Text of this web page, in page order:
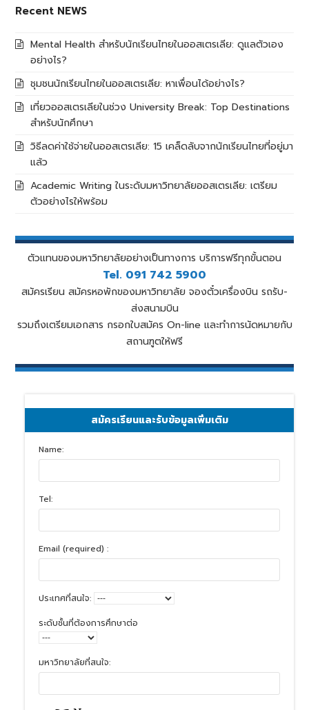
Recent NEWS
Mental Health สำหรับนักเรียนไทยในออสเตรเลีย: ดูแลตัวเอง
อย่างไร?
ชุมชนนักเรียนไทยในออสเตรเลีย: หาเพื่อนได้อย่างไร?
เที่ยวออสเตรเลียในช่วง University Break: Top Destinations
สำหรับนักศึกษา
วิธีลดค่าใช้จ่ายในออสเตรเลีย: 15 เคล็ดลับจากนักเรียนไทยที่อยู่มา
แล้ว
Academic Writing ในระดับมหาวิทยาลัยออสเตรเลีย: เตรียม
ตัวอย่างไรให้พร้อม
ตัวแทนของมหาวิทยาลัยอย่างเป็นทางการ บริการฟรีทุกขั้นตอน
Tel. 091 742 5900
สมัครเรียน สมัครหอพักของมหาวิทยาลัย จองตั๋วเครื่องบิน รถรับ-
ส่งสนามบิน
รวมถึงเตรียมเอกสาร กรอกใบสมัคร On-line และทำการนัดหมายกับ
สถานฑูตให้ฟรี
สมัครเรียนและรับข้อมูลเพิ่มเติม
Name:
Tel:
Email (required) :
ประเทศที่สนใจ:
ระดับชั้นที่ต้องการศึกษาต่อ
มหาวิทยาลัยที่สนใจ: